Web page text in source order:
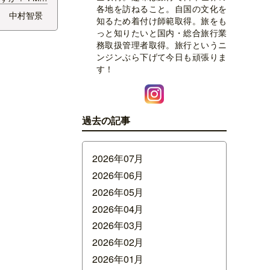
キャンペ
お出かけ
後5時から7
中村智景
各地を訪ねること。自国の文化を
知るため着付け師範取得。旅をも
っと知りたいと国内・総合旅行業
務取扱管理者取得。旅行というニ
ンジンぶら下げて今日も頑張りま
す！
過去の記事
2026年07月
2026年06月
2026年05月
2026年04月
2026年03月
2026年02月
2026年01月